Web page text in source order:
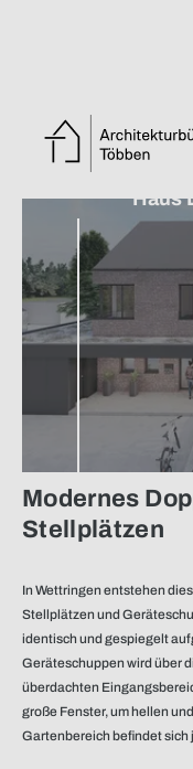
Zurück zur
Haus
Modernes
Stellplätzen
In Wettringen entstehen
Stellplätzen und
identisch und gespiegelt
Geräteschuppen wird über
überdachten
große Fenster, um hellen
Garten­bereich befindet sich